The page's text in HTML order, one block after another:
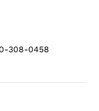
308-0458